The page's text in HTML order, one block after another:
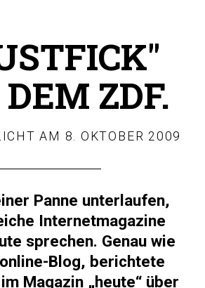
ZDF.
AM 8. OKTOBER 2009
Panne unterlaufen,
Internetmagazine
sprechen. Genau wie
Blog, berichtete
Magazin „heute“ über